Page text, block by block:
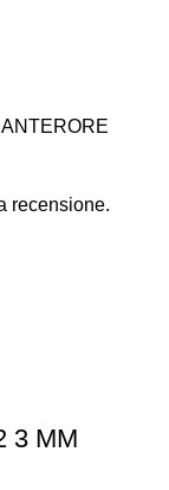
recensione.
3 MM